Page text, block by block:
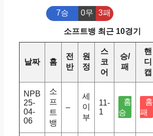
7승 0무 3패
소프트뱅 최근 10경기
날짜 홈
전
반
원
정
스
코
어
승/
패
핸
디
캡
NPB
25-
04-
06
소
프
트
뱅
–
세
이
부
11-
1
홈
승
홈
패